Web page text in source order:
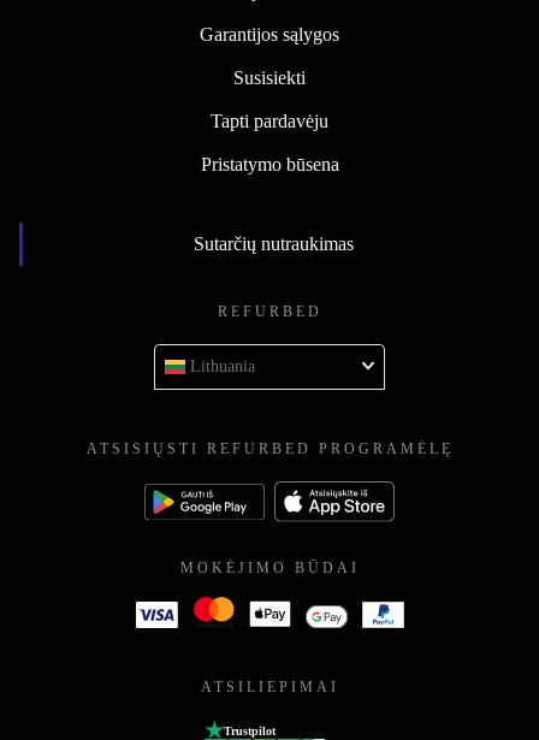
Garantijos sąlygos
Susisiekti
Tapti pardavėju
Pristatymo būsena
Sutarčių nutraukimas
REFURBED
Lithuania
ATSISIŲSTI REFURBED PROGRAMĖLĘ
MOKĖJIMO BŪDAI
ATSILIEPIMAI
Trustpilot